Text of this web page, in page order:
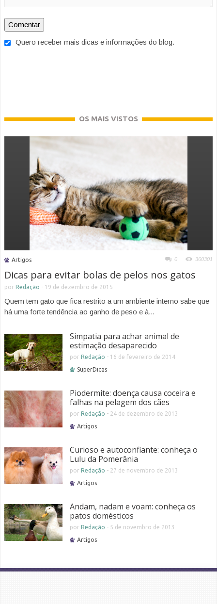
Quero receber mais dicas e informações do blog.
OS MAIS VISTOS
Artigos 0 360301
Dicas para evitar bolas de pelos nos gatos
por Redação - 19 de dezembro de 2015
Quem tem gato que fica restrito a um ambiente interno sabe que
há uma forte tendência ao ganho de peso e à...
Simpatia para achar animal de
estimação desaparecido
por Redação - 16 de fevereiro de 2014
SuperDicas
Piodermite: doença causa coceira e
falhas na pelagem dos cães
por Redação - 24 de dezembro de 2013
Artigos
Curioso e autoconfiante: conheça o
Lulu da Pomerânia
por Redação - 27 de novembro de 2013
Artigos
Andam, nadam e voam: conheça os
patos domésticos
por Redação - 5 de novembro de 2013
Artigos